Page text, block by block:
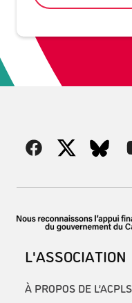
L'ASSOCIATION
À PROPOS DE L’ACPLS